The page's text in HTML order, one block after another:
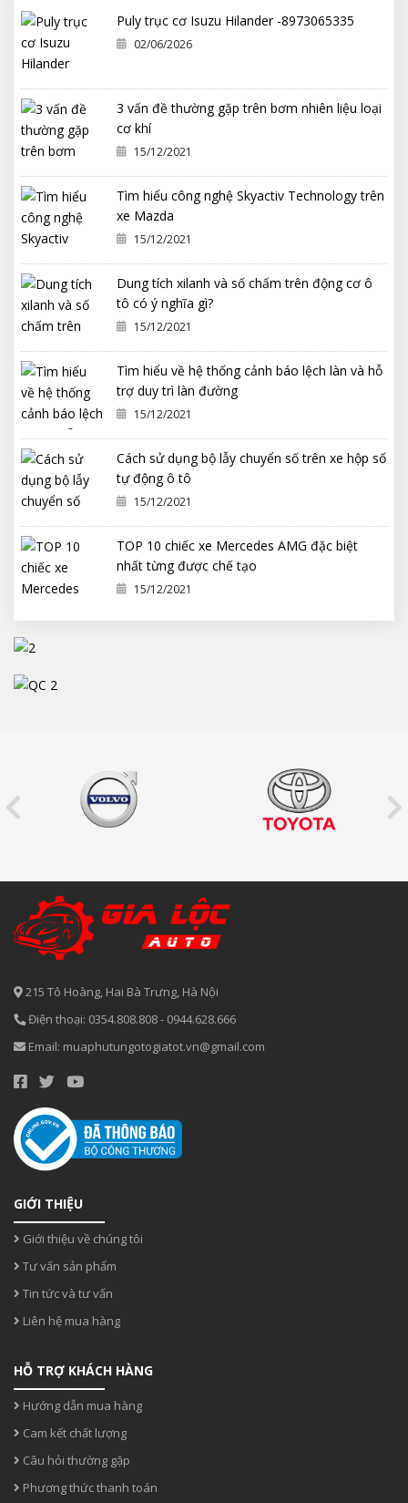
Puly trục cơ Isuzu Hilander -8973065335
02/06/2026
3 vấn đề thường gặp trên bơm nhiên liệu loại
cơ khí
15/12/2021
Tìm hiểu công nghệ Skyactiv Technology trên
xe Mazda
15/12/2021
Dung tích xilanh và số chấm trên động cơ ô
tô có ý nghĩa gì?
15/12/2021
Tìm hiểu về hệ thống cảnh báo lệch làn và hỗ
trợ duy trì làn đường
15/12/2021
Cách sử dụng bộ lẫy chuyển số trên xe hộp số
tự động ô tô
15/12/2021
TOP 10 chiếc xe Mercedes AMG đặc biệt
nhất từng được chế tạo
15/12/2021
215 Tô Hoàng, Hai Bà Trưng, Hà Nội
Điện thoại: 0354.808.808- 0944.628.666
Email: muaphutungotogiatot.vn@gmail.com
GIỚI THIỆU
Giới thiệu về chúng tôi
Tư vấn sản phẩm
Tin tức và tư vấn
Liên hệ mua hàng
HỖ TRỢ KHÁCH HÀNG
Hướng dẫn mua hàng
Cam kết chất lượng
Câu hỏi thường gặp
Phương thức thanh toán